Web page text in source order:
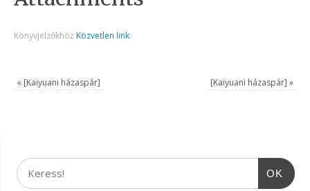
Könyvjelzőkhöz Közvetlen link.
« [Kaiyuani házaspár] [Kaiyuani házaspár] »
OK